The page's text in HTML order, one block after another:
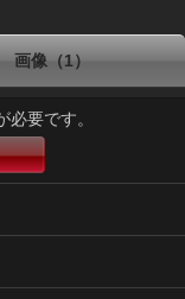
画像（1）
要です。